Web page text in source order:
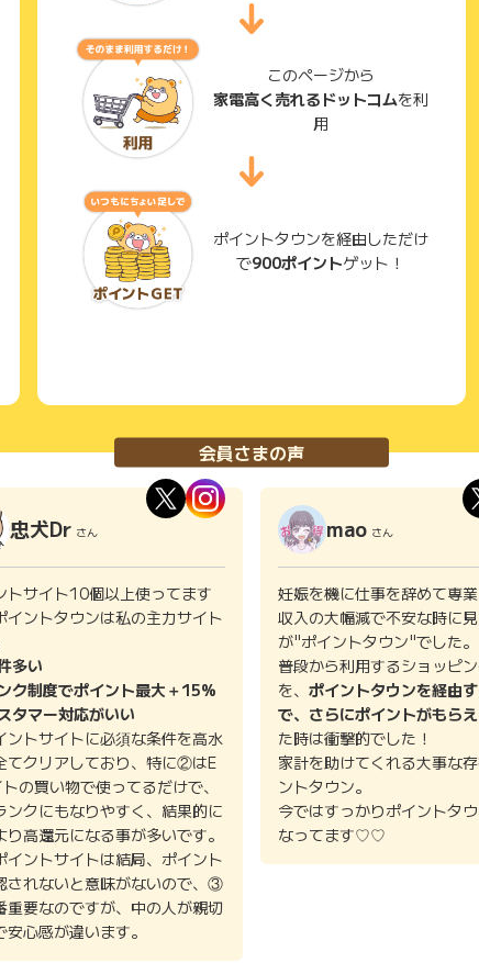
このページから
家電高く売れるドットコムを利
用
ポイントタウンを経由しただけ
で900ポイントゲット！
会員さまの声
忠犬Dr さん
トサイト10個以上使ってます
イントタウンは私の主力サイト
多い
ク制度でポイント最大＋15%
タマー対応がいい
ントサイトに必須な条件を高水
てクリアしており、特に②はE
の買い物で使ってるだけで、
ンクにもなりやすく、結果的に
り高還元になる事が多いです。
イントサイトは結局、ポイント
されないと意味がないので、③
重要なのですが、中の人が親切
安心感が違います。
mao さん
妊娠を機に仕事を辞めて専業
収入の大幅減で不安な時に
が"ポイントタウン"でした。
普段から利用するショッピ
を、 ポイントタウンを経由
で、さらにポイントがもら
た時は衝撃的でした！
家計を助けてくれる大事な
ントタウン。
今ではすっかりポイントタ
なってます♡♡